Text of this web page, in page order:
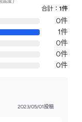
合計： 1件
0件
1件
0件
0件
0件
2023/05/01投稿